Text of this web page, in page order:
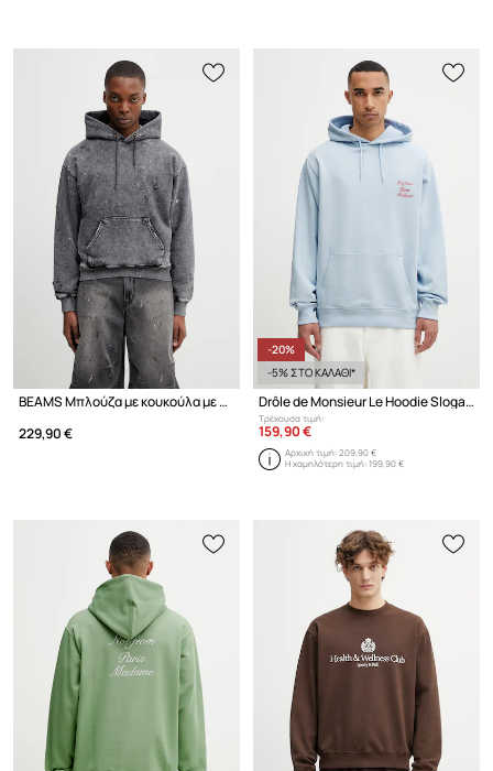
BEAMS Μπλούζα με κουκούλα με βαμβάκι ανδρική
229,90 €
-20%
-5% ΣΤΟ ΚΑΛΑΘΙ*
Drôle de Monsieur Le Hoodie Slogan Calligraphy μπλούζα με κουκούλα βαμβακερή Ανδρική
Τρέχουσα τιμή:
159,90 €
Αρχική τιμή:209,90 €
Η χαμηλότερη τιμή:199,90 €